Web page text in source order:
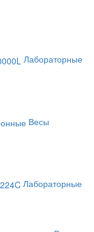
Лабораторные
Весы
Лабораторные